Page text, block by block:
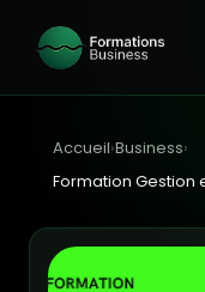
Accueil›Business›
Formation Gestion